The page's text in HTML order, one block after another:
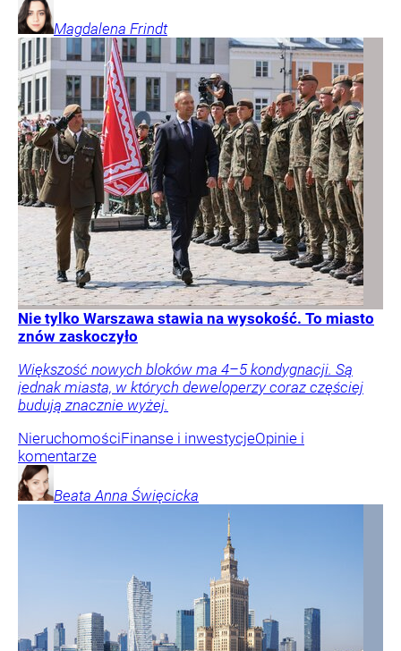
Magdalena Frindt
Nie tylko Warszawa stawia na wysokość. To miasto
znów zaskoczyło
Większość nowych bloków ma 4–5 kondygnacji. Są
jednak miasta, w których deweloperzy coraz częściej
budują znacznie wyżej.
NieruchomościFinanse i inwestycjeOpinie i
komentarze
Beata Anna Święcicka